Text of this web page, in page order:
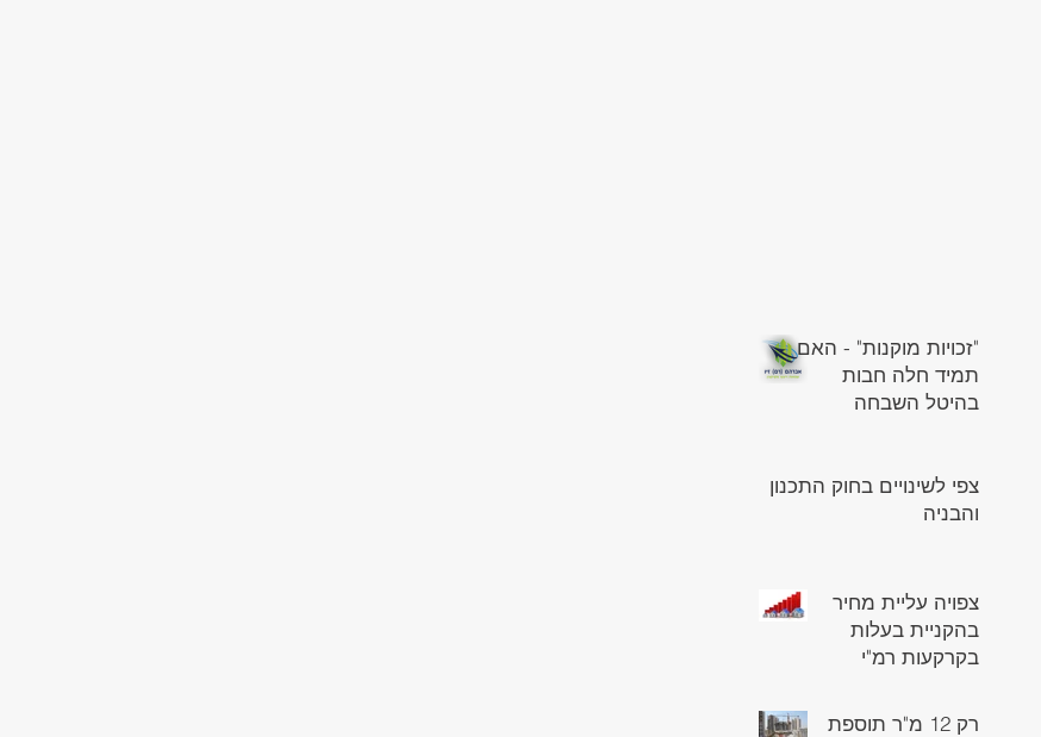
"זכויות מוקנות" - האם
תמיד חלה חבות
בהיטל השבחה
צפי לשינויים בחוק התכנון
והבניה
צפויה עליית מחיר
בהקניית בעלות
בקרקעות רמ"י
רק 12 מ"ר תוספת